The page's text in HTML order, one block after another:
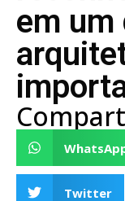
em um
Twitter